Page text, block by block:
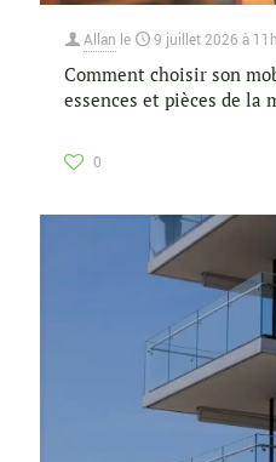
Allan le 9 juillet 2026 à
Comment choisir son
essences et pièces de la
0